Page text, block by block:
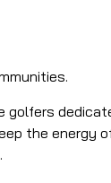
golfers
the energy